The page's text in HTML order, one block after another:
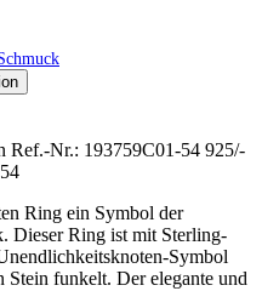
Ref.-Nr.: 193759C01-54 925/-
Ring ein Symbol der
Dieser Ring ist mit Sterling-
Symbol
Stein funkelt. Der elegante und